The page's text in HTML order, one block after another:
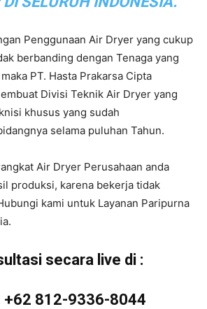
Penggunaan Air Dryer yang cukup
berbanding dengan Tenaga yang
PT. Hasta Prakarsa Cipta
Divisi Teknik Air Dryer yang
khusus yang sudah
selama puluhan Tahun.
Air Dryer Perusahaan anda
produksi, karena bekerja tidak
kami untuk Layanan Paripurna
secara live di :
+62 812-9336-8044